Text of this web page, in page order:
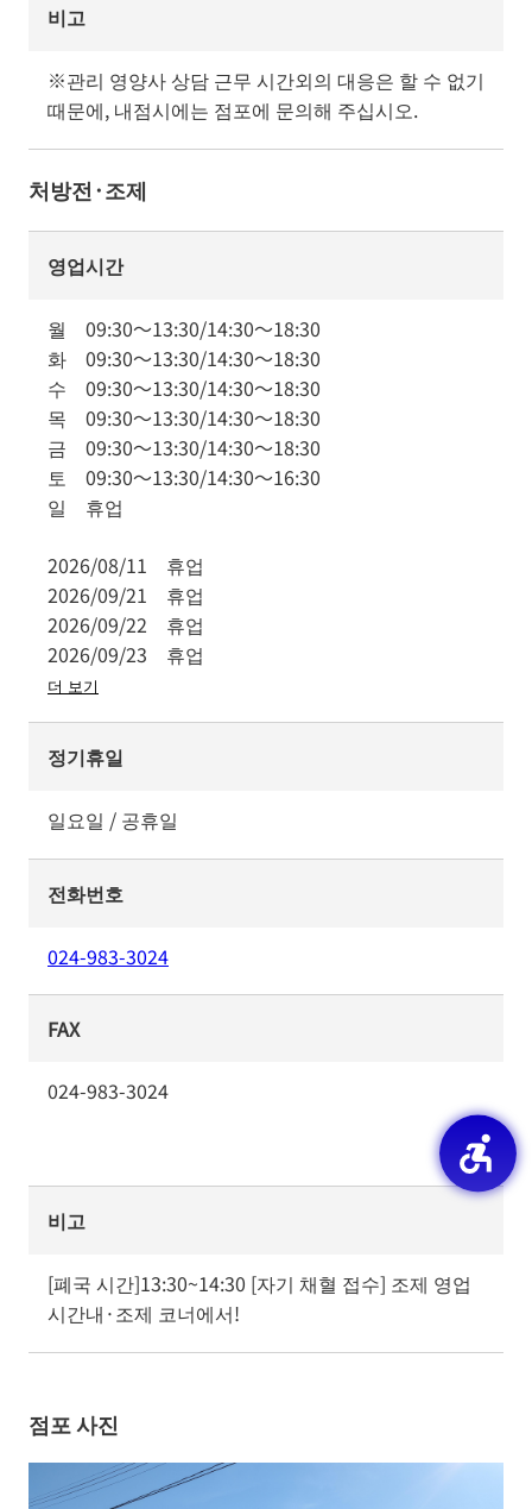
비고
※관리 영양사 상담 근무 시간외의 대응은 할 수 없기
때문에, 내점시에는 점포에 문의해 주십시오.
처방전·조제
영업시간
월 09:30～13:30/14:30～18:30
화 09:30～13:30/14:30～18:30
수 09:30～13:30/14:30～18:30
목 09:30～13:30/14:30～18:30
금 09:30～13:30/14:30～18:30
토 09:30～13:30/14:30～16:30
일 휴업
2026/08/11 휴업
2026/09/21 휴업
2026/09/22 휴업
2026/09/23 휴업
더 보기
정기휴일
일요일 / 공휴일
전화번호
024-983-3024
FAX
024-983-3024
비고
[폐국 시간]13:30~14:30 [자기 채혈 접수] 조제 영업
시간내·조제 코너에서!
점포 사진